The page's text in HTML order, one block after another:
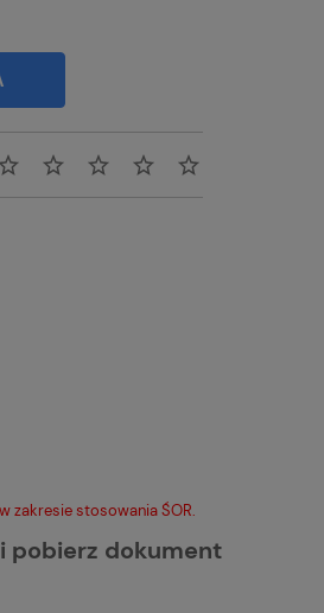
zakresie stosowania ŚOR.
pobierz dokument